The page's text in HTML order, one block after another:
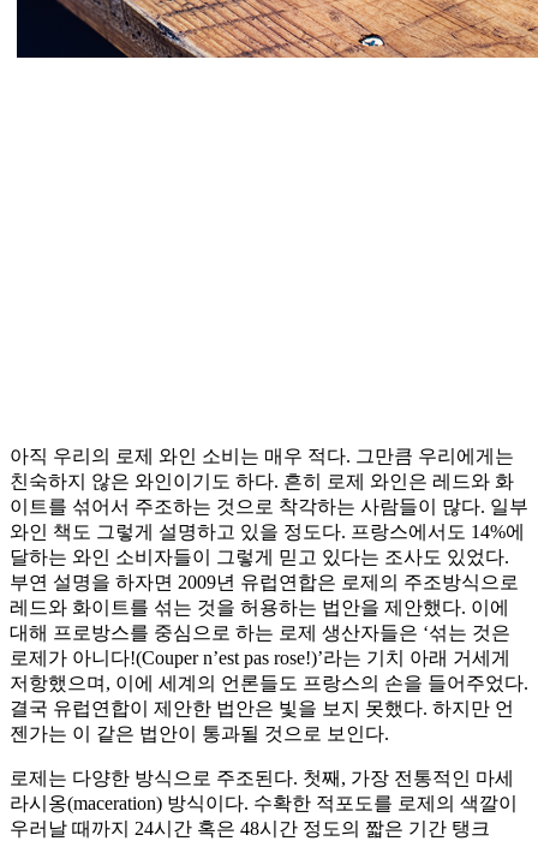
아직 우리의 로제 와인 소비는 매우 적다. 그만큼 우리에게는
친숙하지 않은 와인이기도 하다. 흔히 로제 와인은 레드와 화
이트를 섞어서 주조하는 것으로 착각하는 사람들이 많다. 일부
와인 책도 그렇게 설명하고 있을 정도다. 프랑스에서도 14%에
달하는 와인 소비자들이 그렇게 믿고 있다는 조사도 있었다.
부연 설명을 하자면 2009년 유럽연합은 로제의 주조방식으로
레드와 화이트를 섞는 것을 허용하는 법안을 제안했다. 이에
대해 프로방스를 중심으로 하는 로제 생산자들은 ‘섞는 것은
로제가 아니다!(Couper n’est pas rose!)’라는 기치 아래 거세게
저항했으며, 이에 세계의 언론들도 프랑스의 손을 들어주었다.
결국 유럽연합이 제안한 법안은 빛을 보지 못했다. 하지만 언
젠가는 이 같은 법안이 통과될 것으로 보인다.
로제는 다양한 방식으로 주조된다. 첫째, 가장 전통적인 마세
라시옹(maceration) 방식이다. 수확한 적포도를 로제의 색깔이
우러날 때까지 24시간 혹은 48시간 정도의 짧은 기간 탱크